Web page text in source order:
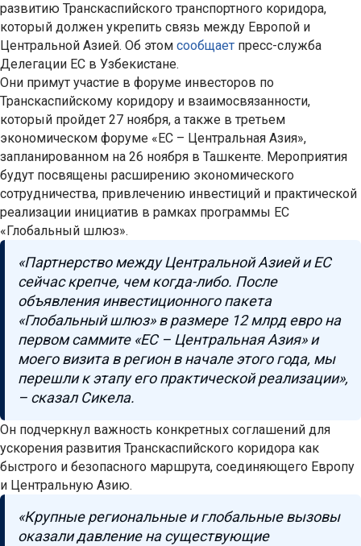
развитию Транскаспийского транспортного коридора,
который должен укрепить связь между Европой и
Центральной Азией. Об этом сообщает пресс-служба
Делегации ЕС в Узбекистане.
Они примут участие в форуме инвесторов по
Транскаспийскому коридору и взаимосвязанности,
который пройдет 27 ноября, а также в третьем
экономическом форуме «ЕС – Центральная Азия»,
запланированном на 26 ноября в Ташкенте. Мероприятия
будут посвящены расширению экономического
сотрудничества, привлечению инвестиций и практической
реализации инициатив в рамках программы ЕС
«Глобальный шлюз».
«Партнерство между Центральной Азией и ЕС
сейчас крепче, чем когда-либо. После
объявления инвестиционного пакета
«Глобальный шлюз» в размере 12 млрд евро на
первом саммите «ЕС – Центральная Азия» и
моего визита в регион в начале этого года, мы
перешли к этапу его практической реализации»,
– сказал Сикела.
Он подчеркнул важность конкретных соглашений для
ускорения развития Транскаспийского коридора как
быстрого и безопасного маршрута, соединяющего Европу
и Центральную Азию.
«Крупные региональные и глобальные вызовы
оказали давление на существующие